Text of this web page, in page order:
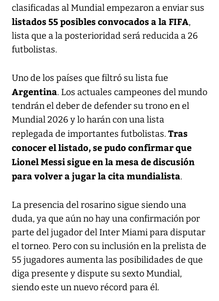
clasificadas al Mundial empezaron a enviar sus
listados 55 posibles convocados a la FIFA,
lista que a la posterioridad será reducida a 26
futbolistas.
Uno de los países que filtró su lista fue
Argentina. Los actuales campeones del mundo
tendrán el deber de defender su trono en el
Mundial 2026 y lo harán con una lista
replegada de importantes futbolistas. Tras
conocer el listado, se pudo confirmar que
Lionel Messi sigue en la mesa de discusión
para volver a jugar la cita mundialista.
La presencia del rosarino sigue siendo una
duda, ya que aún no hay una confirmación por
parte del jugador del Inter Miami para disputar
el torneo. Pero con su inclusión en la prelista de
55 jugadores aumenta las posibilidades de que
diga presente y dispute su sexto Mundial,
siendo este un nuevo récord para él.